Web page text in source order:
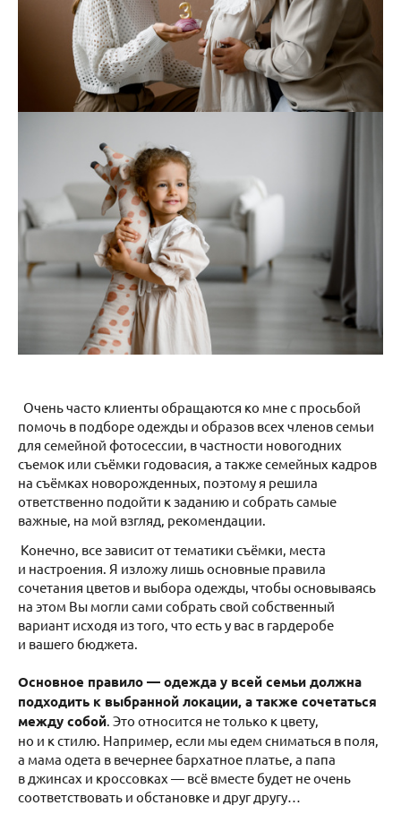
Очень часто клиенты обращаются ко мне с просьбой
помочь в подборе одежды и образов всех членов семьи
для семейной фотосессии, в частности новогодних
съемок или съёмки годовасия, а также семейных кадров
на съёмках новорожденных, поэтому я решила
ответственно подойти к заданию и собрать самые
важные, на мой взгляд, рекомендации.
Конечно, все зависит от тематики съёмки, места
и настроения. Я изложу лишь основные правила
сочетания цветов и выбора одежды, чтобы основываясь
на этом Вы могли сами собрать свой собственный
вариант исходя из того, что есть у вас в гардеробе
и вашего бюджета.
Основное правило — одежда у всей семьи должна
подходить к выбранной локации, а также сочетаться
между собой . Это относится не только к цвету,
но и к стилю. Например, если мы едем сниматься в поля,
а мама одета в вечернее бархатное платье, а папа
в джинсах и кроссовках — всё вместе будет не очень
соответствовать и обстановке и друг другу…